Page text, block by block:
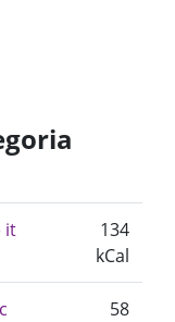
it
134
kCal
58